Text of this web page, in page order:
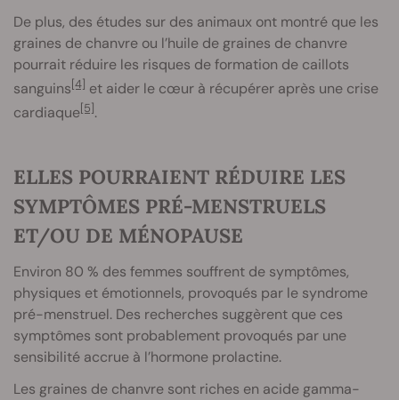
De plus, des études sur des animaux ont montré que les
graines de chanvre ou l’huile de graines de chanvre
pourrait réduire les risques de formation de caillots
sanguins[4] et aider le cœur à récupérer après une crise
cardiaque[5].
ELLES POURRAIENT RÉDUIRE LES
SYMPTÔMES PRÉ-MENSTRUELS
ET/OU DE MÉNOPAUSE
Environ 80 % des femmes souffrent de symptômes,
physiques et émotionnels, provoqués par le syndrome
pré-menstruel. Des recherches suggèrent que ces
symptômes sont probablement provoqués par une
sensibilité accrue à l’hormone prolactine.
Les graines de chanvre sont riches en acide gamma-